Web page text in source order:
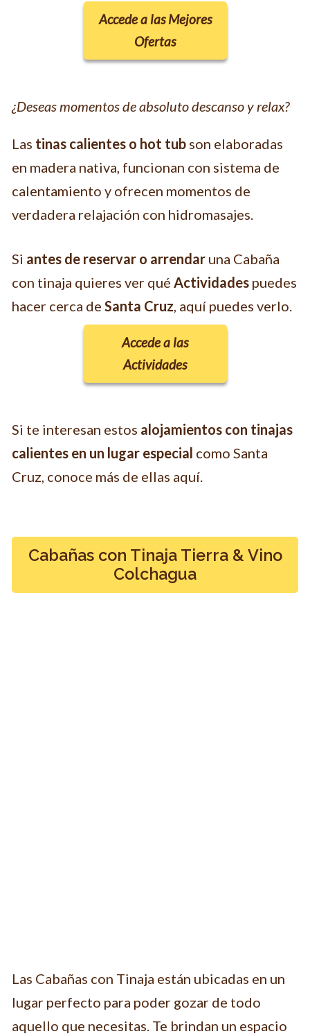
Accede a las Mejores
Ofertas
¿Deseas momentos de absoluto descanso y relax?
Las tinas calientes o hot tub son elaboradas
en madera nativa, funcionan con sistema de
calentamiento y ofrecen momentos de
verdadera relajación con hidromasajes.
Si antes de reservar o arrendar una Cabaña
con tinaja quieres ver qué Actividades puedes
hacer cerca de Santa Cruz , aquí puedes verlo.
Accede a las
Actividades
Si te interesan estos alojamientos con tinajas
calientes en un lugar especial como Santa
Cruz, conoce más de ellas aquí.
Cabañas con Tinaja Tierra & Vino
Colchagua
Las Cabañas con Tinaja están ubicadas en un
lugar perfecto para poder gozar de todo
aquello que necesitas. Te brindan un espacio